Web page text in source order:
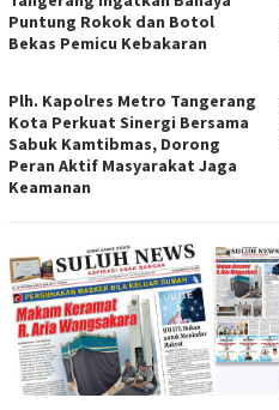
Puntung Rokok dan Botol
Bekas Pemicu Kebakaran
Plh. Kapolres Metro Tangerang
Kota Perkuat Sinergi Bersama
Sabuk Kamtibmas, Dorong
Peran Aktif Masyarakat Jaga
Keamanan